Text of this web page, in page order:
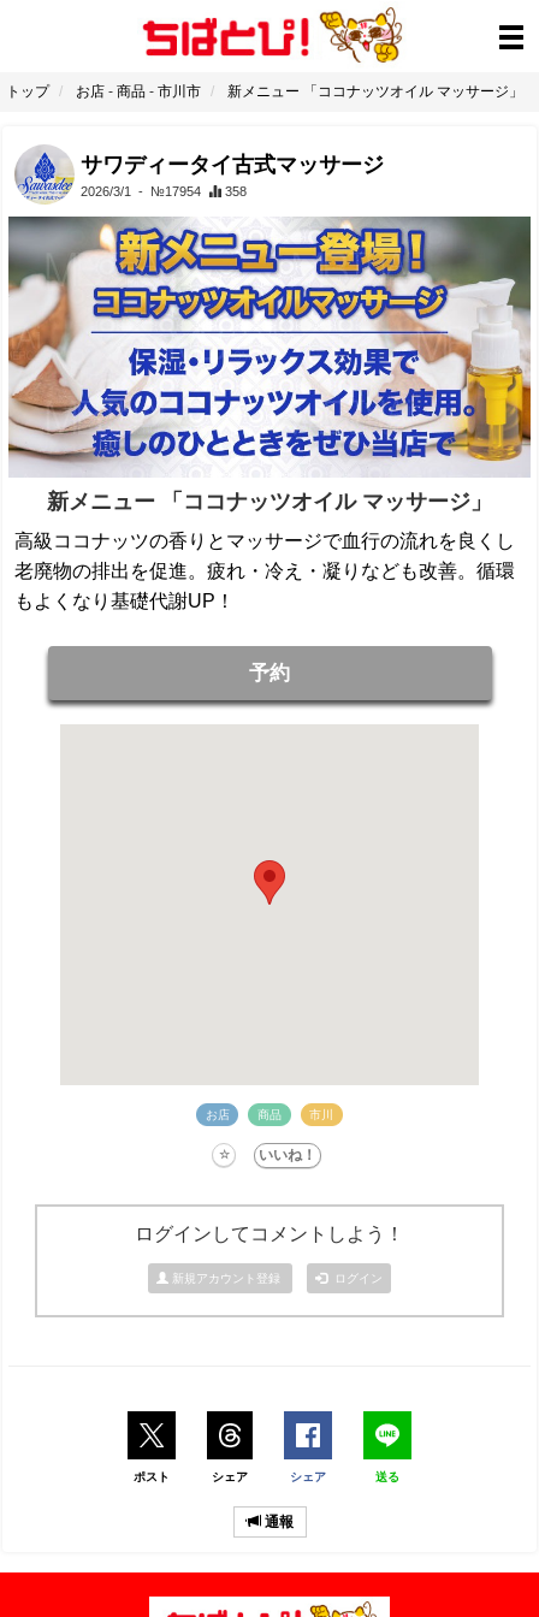
トップ お店 - 商品 - 市川市 新メニュー 「ココナッツオイル マッサージ」
サワディータイ古式マッサージ
2026/3/1 - №17954 358
新メニュー 「ココナッツオイル マッサージ」
高級ココナッツの香りとマッサージで血行の流れを良くし
老廃物の排出を促進。疲れ・冷え・凝りなども改善。循環
もよくなり基礎代謝UP！
予約
お店 商品 市川
ログインしてコメントしよう！
新規アカウント登録 ログイン
ポスト シェア シェア 送る
通報